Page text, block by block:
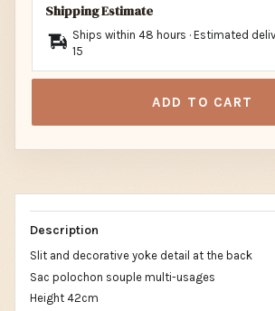
Shipping Estimate
Ships within 48 hours · Estimated
15
ADD TO CART
Description
Slit and decorative yoke detail at the back
Sac polochon souple multi-usages
Height 42cm